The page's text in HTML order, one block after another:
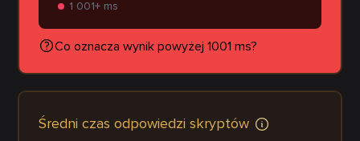
1 001+ ms
Co oznacza wynik powyżej 1001 ms?
Średni czas odpowiedzi skryptów